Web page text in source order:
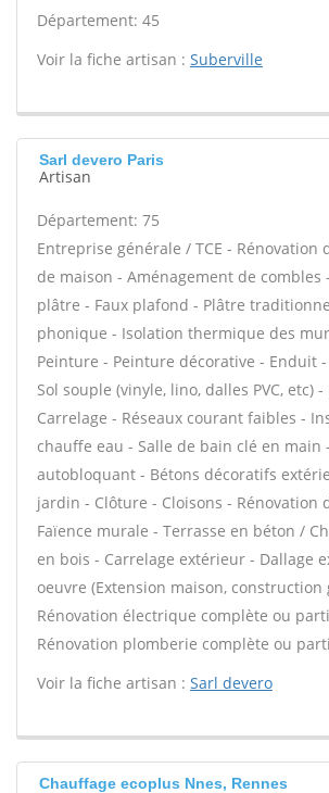
Département: 45
Voir la fiche artisan : Suberville
Sarl devero Paris
Artisan
Département: 75
Entreprise générale / TCE - Rénovation
de maison - Aménagement de combles
plâtre - Faux plafond - Plâtre
phonique - Isolation thermique des
Peinture - Peinture décorative - Enduit
Sol souple (vinyle, lino, dalles PVC, etc)
Carrelage - Réseaux courant faibles -
chauffe eau - Salle de bain clé en main
autobloquant - Bétons décoratifs
jardin - Clôture - Cloisons - Rénovation
Faïence murale - Terrasse en béton /
en bois - Carrelage extérieur - Dallage
oeuvre (Extension maison, construction
Rénovation électrique complète ou
Rénovation plomberie complète ou
Voir la fiche artisan : Sarl devero
Chauffage ecoplus Nnes, Rennes